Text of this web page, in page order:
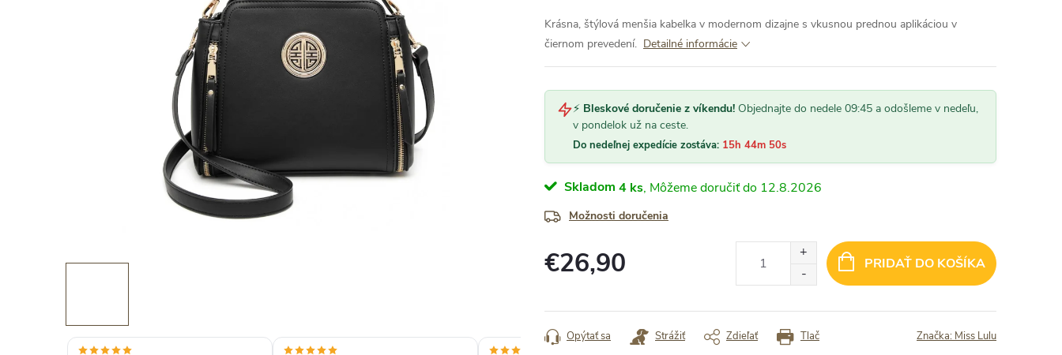
Krásna, štýlová menšia kabelka v modernom dizajne s vkusnou prednou aplikáciou v
čiernom prevedení. Detailné informácie
⚡ Bleskové doručenie z víkendu! Objednajte do nedele 09:45 a odošleme v nedeľu,
v pondelok už na ceste.
Do nedeľnej expedície zostáva: 15h 44m 48s
Skladom 4 ks 12.8.2026
Možnosti doručenia
€26,90 PRIDAŤ DO KOŠÍKA
Tlač
Opýtať sa Strážiť Zdieľať Značka: Miss Lulu